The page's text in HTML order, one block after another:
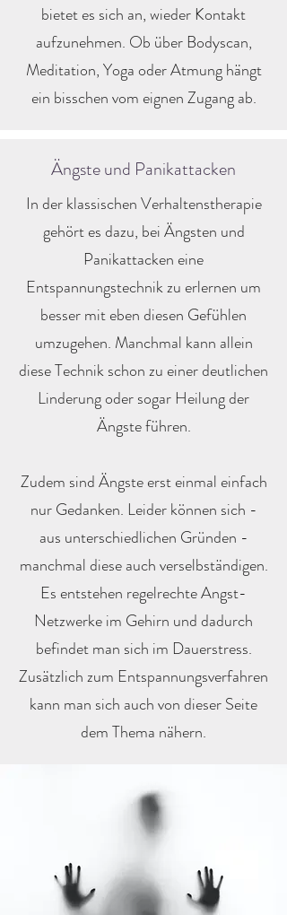
bietet es sich an, wieder Kontakt
aufzunehmen. Ob über Bodyscan,
Meditation, Yoga oder Atmung hängt
ein bisschen vom eignen Zugang ab.
Ängste und Panikattacken
In der klassischen Verhaltenstherapie
gehört es dazu, bei Ängsten und
Panikattacken eine
Entspannungstechnik zu erlernen um
besser mit eben diesen Gefühlen
umzugehen. Manchmal kann allein
diese Technik schon zu einer deutlichen
Linderung oder sogar Heilung der
Ängste führen.
Zudem sind Ängste erst einmal einfach
nur Gedanken. Leider können sich -
aus unterschiedlichen Gründen -
manchmal diese auch verselbständigen.
Es entstehen regelrechte Angst-
Netzwerke im Gehirn und dadurch
befindet man sich im Dauerstress.
Zusätzlich zum Entspannungsverfahren
kann man sich auch von dieser Seite
dem Thema nähern.